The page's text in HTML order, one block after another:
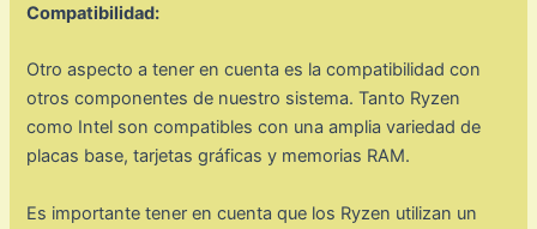
Compatibilidad:
Otro aspecto a tener en cuenta es la compatibilidad con
otros componentes de nuestro sistema. Tanto Ryzen
como Intel son compatibles con una amplia variedad de
placas base, tarjetas gráficas y memorias RAM.
Es importante tener en cuenta que los Ryzen utilizan un